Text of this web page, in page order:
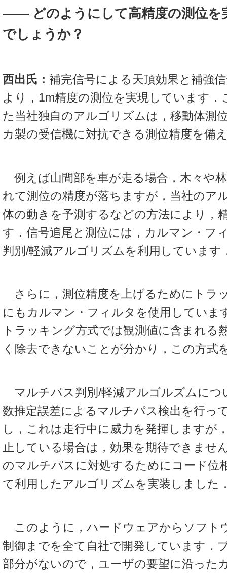
―― どのようにして高精度の測位を
でしょうか？
西出氏： 補完信号による天頂効果と補強
より，1m精度の測位を実現しています．
た当社独自のアルゴリズムは，移動体測
カ製の受信機に対抗できる測位精度を備
例えば山間部を車が走る場合，木々や
れて測位の精度が落ちますが，当社のア
体の動きを予測するなどの方法により，
す．信号追尾と測位には，カルマン・フ
判別/軽減アルゴリズムを利用しています
さらに，測位精度を上げるためにトラ
にもカルマン・フィルタを使用していま
トラッキング方式では観測値に含まれる
く除去できないことが分かり，この方式
マルチパス判別/軽減アルゴルズムにつ
数推定誤差によるマルチパス検出を行っ
し，これは走行中に威力を発揮しますが
止している場合は，効果を期待できませ
のマルチパスに対処するためにコード位
て利用したアルゴリズムを実装しました
このように，ハードウェアからソフト
制御までを全て自社で開発しています．
部分がないので，ユーザの要望に沿った